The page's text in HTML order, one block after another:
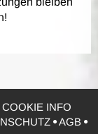
COOKIE INFO
AGB